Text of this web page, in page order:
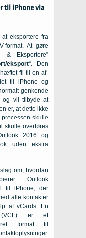
til iPhone via
eksportere fra
format. At gøre
Eksportere”
eksport“. Den
fil til en af
til iPhone og
genkende
og vil tilbyde at
er, at dette ikke
skulle
skulle overføres
2016 og
uden ekstra
om, hvordan
Outlook
til iPhone, der
alle kontakter
af vCards. En
(VCF) er et
format til